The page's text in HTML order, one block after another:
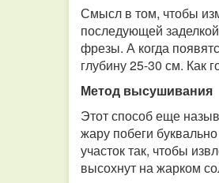
Смысл в том, чтобы
последующей
фрезы. А когда
глубину 25-30 см. Как
Метод высушивания
Этот способ еще
жару побеги
участок так, чтобы
высохнут на жарком